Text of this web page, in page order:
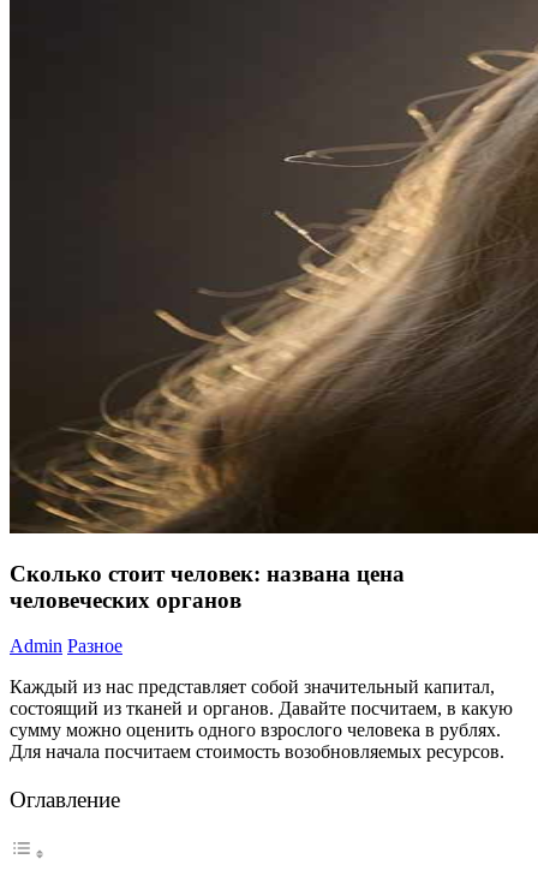
Сколько стоит человек: названа цена
человеческих органов
Admin Разное
Каждый из нас представляет собой значительный капитал,
состоящий из тканей и органов. Давайте посчитаем, в какую
сумму можно оценить одного взрослого человека в рублях.
Для начала посчитаем стоимость возобновляемых ресурсов.
Оглавление